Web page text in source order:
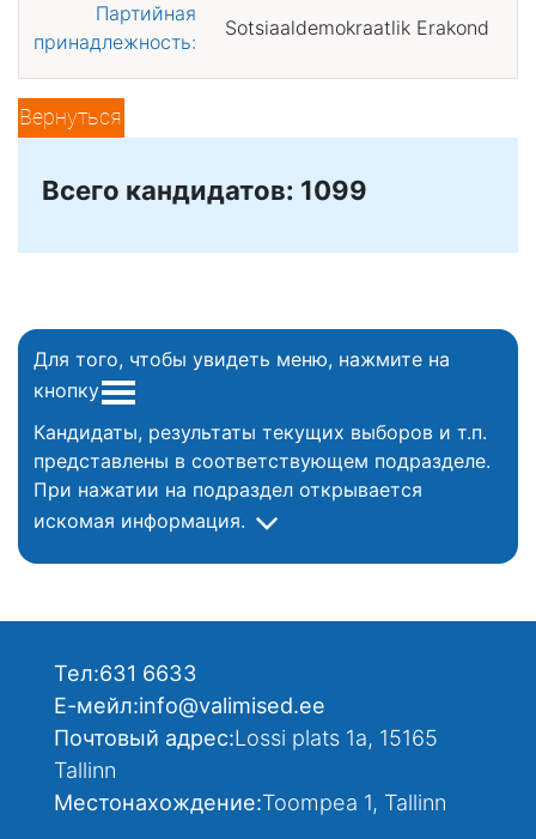
Партийная
принадлежность:
Sotsiaaldemokraatlik Erakond
Вернуться
Всего кандидатов: 1099
Для того, чтобы увидеть меню, нажмите на
кнопку
Кандидаты, результаты текущих выборов и т.п.
представлены в соответствующем подразделе.
При нажатии на подраздел открывается
искомая информация.
Тел:631 6633
Е-мейл:info@valimised.ee
Почтовый адрес:Lossi plats 1a, 15165
Tallinn
Местонахождение:Toompea 1, Tallinn